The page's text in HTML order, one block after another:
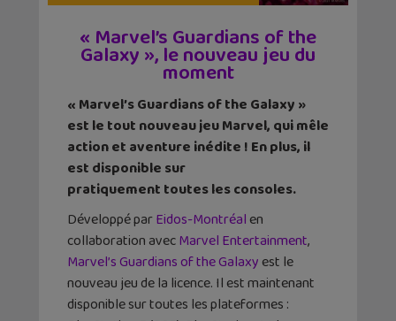
« Marvel’s Guardians of the
Galaxy », le nouveau jeu du
moment
« Marvel’s Guardians of the Galaxy »
est le tout nouveau jeu Marvel, qui mêle
action et aventure inédite ! En plus, il
est disponible sur
pratiquement toutes les consoles.
Développé parEidos-Montréal en
collaboration avecMarvel Entertainment,
Marvel’s Guardians of the Galaxy est le
nouveau jeu de la licence. Il est maintenant
disponible sur toutes les plateformes :